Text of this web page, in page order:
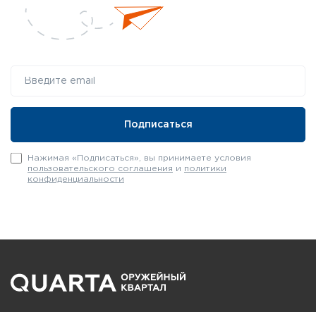
Нажимая «Подписаться», вы принимаете условия
пользовательского соглашения и политики
конфиденциальности